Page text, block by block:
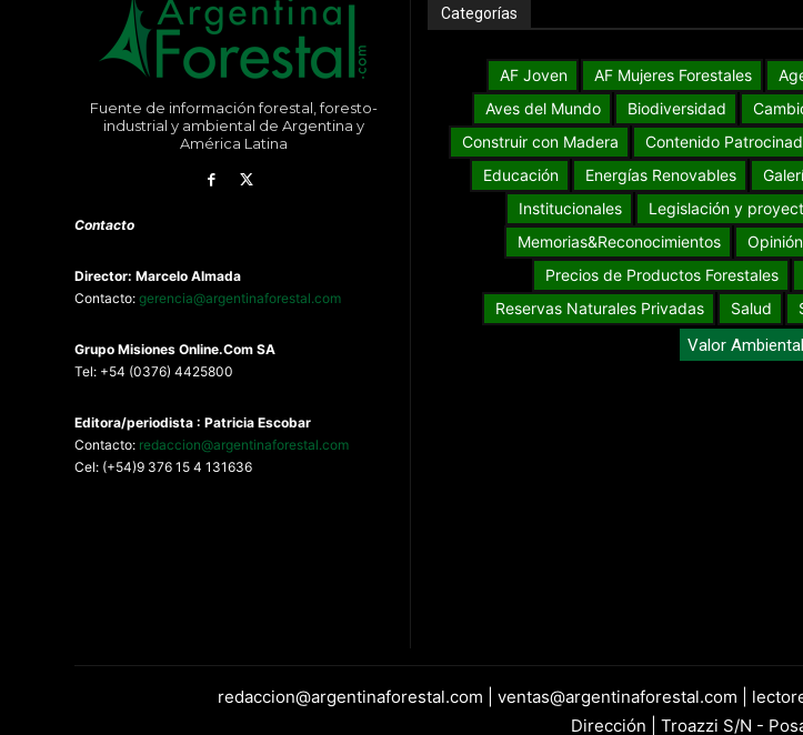
Fuente de información forestal, foresto-
industrial y ambiental de Argentina y
América Latina
Contacto
Director: Marcelo Almada
Contacto: gerencia@argentinaforestal.com
Grupo MisionesOnline.Com SA
Tel: +54 (0376) 4425800
Editora/periodista : Patricia Escobar
Contacto: redaccion@argentinaforestal.com
Cel: (+54)9 376 15 4 131636
Categorías
AF Joven AF Mujeres Forestales
Aves del Mundo
Biodiversidad
Construir con Madera
Contenido
Educación
Energías Renovables
Institucionales
Legislación y
Memorias&Reconocimientos
Opinión
Precios de Productos Forestales
Reservas Naturales Privadas
Salud
Valor Ambiental
redaccion@argentinaforestal.com | ventas@argentinaforestal.com |
Dirección | Troazzi S/N -